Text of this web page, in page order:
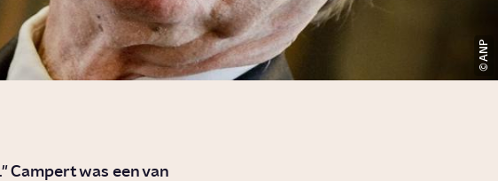
ANP
Campert was een van